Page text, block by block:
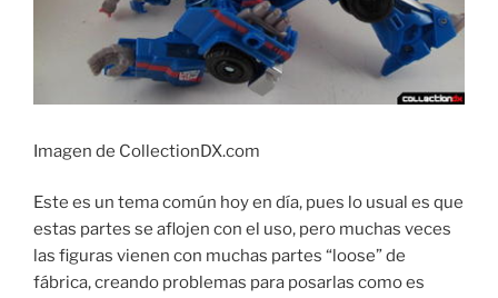
Imagen de CollectionDX.com
Este es un tema común hoy en día, pues lo usual es que
estas partes se aflojen con el uso, pero muchas veces
las figuras vienen con muchas partes “loose” de
fábrica, creando problemas para posarlas como es